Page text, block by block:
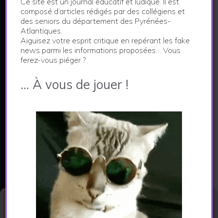
Gérer le consentement aux
cookies
LE JOURNAL DES FAKE NEWS
Ce site constitue le support d'un projet pédagogique
visant à aiguiser l'esprit critique.
Les articles publiés dans ce journal sont créés par
Atlantiques à l'issue d'un parcours de médiation
En savoir plus...
CATEGORIES
Environnement
composé d’articles rédigés par des collégiens et
des seniors du département des Pyrénées-
Atlantiques.
Aiguisez votre esprit critique en repérant les fake
news parmi les informations proposées… Vous
ferez-vous piéger ?
… À vous de jouer !